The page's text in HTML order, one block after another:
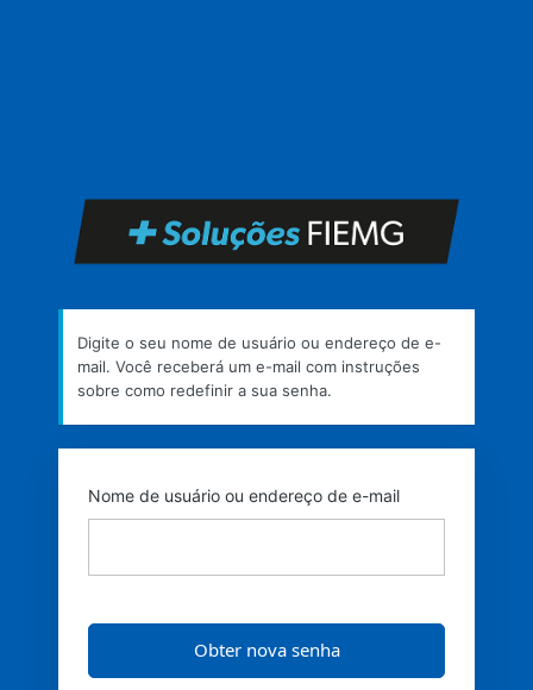
Digite o seu nome de usuário ou endereço de e-
mail. Você receberá um e-mail com instruções
sobre como redefinir a sua senha.
Nome de usuário ou endereço de e-mail